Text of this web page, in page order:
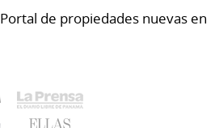
Portal de propiedades nuevas en